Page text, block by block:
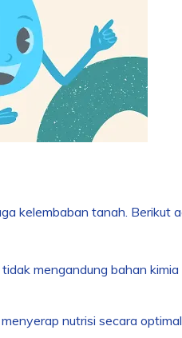
kelembaban tanah. Berikut
mengandung bahan
nutrisi secara optimal.